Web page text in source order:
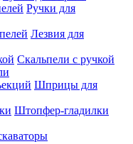
Ручки для
Лезвия для
Скальпели с ручкой
Шприцы для
Штопфер-гладилки